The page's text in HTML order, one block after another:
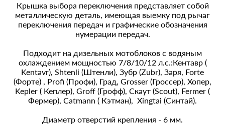
Крышка выбора переключения представляет собой
металлическую деталь, имеющая выемку под рычаг
переключения передач и графические обозначения
нумерации передач.
Подходит на дизельных мотоблоков с водяным
охлаждением мощностью 7/8/10/12 л.с.:Кентавр (
Kentavr), Shtenli (Штенли), Зубр (Zubr), Заря, Forte
(Форте) , Profi (Профи), Град, Grosser (Гроссер), Хопер,
Kepler ( Кеплер), Groff (Грофф), Скаут (Scout), Fermer (
Фермер), Catmann ( Кэтман), Xingtai (Синтай).
Диаметр отверстий крепления - 6 мм.